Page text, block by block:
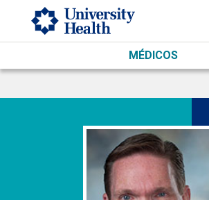
Skip to main content
MÉDICOS